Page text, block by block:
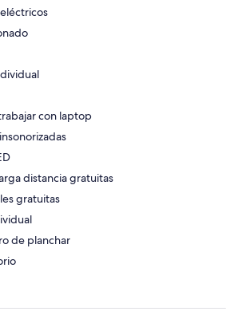
con laptop
distancia gratuitas
gratuitas
de planchar